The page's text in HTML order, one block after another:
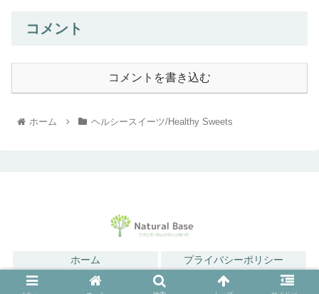
コメント
コメントを書き込む
ホーム ヘルシースイーツ/Healthy Sweets
ホーム プライバシーポリシー
© 2021 Natural-Base【ナチュラルベース】.